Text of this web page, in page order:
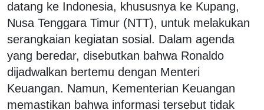
datang ke Indonesia, khususnya ke Kupang,
Nusa Tenggara Timur (NTT), untuk melakukan
serangkaian kegiatan sosial. Dalam agenda
yang beredar, disebutkan bahwa Ronaldo
dijadwalkan bertemu dengan Menteri
Keuangan. Namun, Kementerian Keuangan
memastikan bahwa informasi tersebut tidak